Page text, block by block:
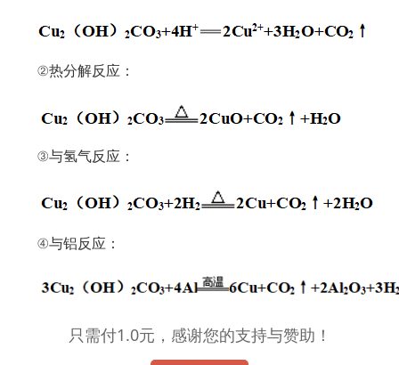
②热分解反应：
③与氢气反应：
④与铝反应：
只需付1.0元，感谢您的支持与赞助！